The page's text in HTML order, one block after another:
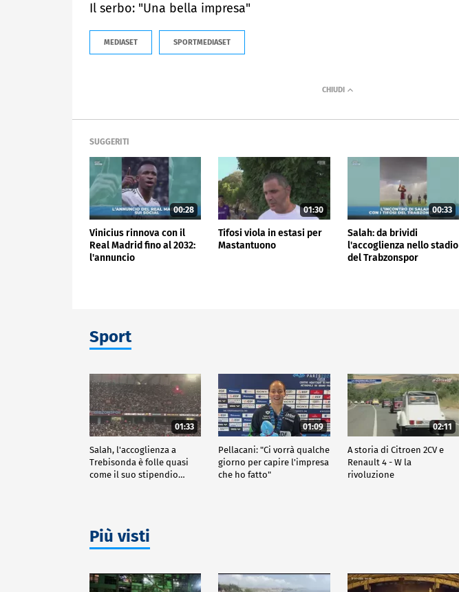
Il serbo: "Una bella impresa"
MEDIASET SPORTMEDIASET
SUGGERITI
00:28
Vinicius rinnova con il
Real Madrid fino al 2032:
l'annuncio
01:30
Tifosi viola in estasi per
Mastantuono
00:33
Salah: da brividi
l'accoglienza nello stadio
del Trabzonspor
Sport
01:33
Salah, l'accoglienza a
Trebisonda è folle quasi
come il suo stipendio…
01:09
Pellacani: "Ci vorrà qualche
giorno per capire l'impresa
che ho fatto"
02:11
A storia di Citroen 2CV e
Renault 4 - W la
rivoluzione
Più visti